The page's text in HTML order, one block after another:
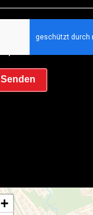
Ich habe die
Senden
+